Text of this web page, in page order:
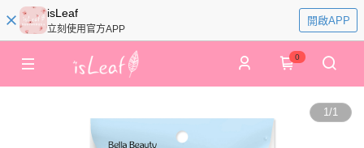
isLeaf
立刻使用官方APP
開啟APP
0
1/1